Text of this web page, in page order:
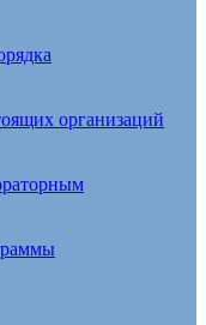
организаций